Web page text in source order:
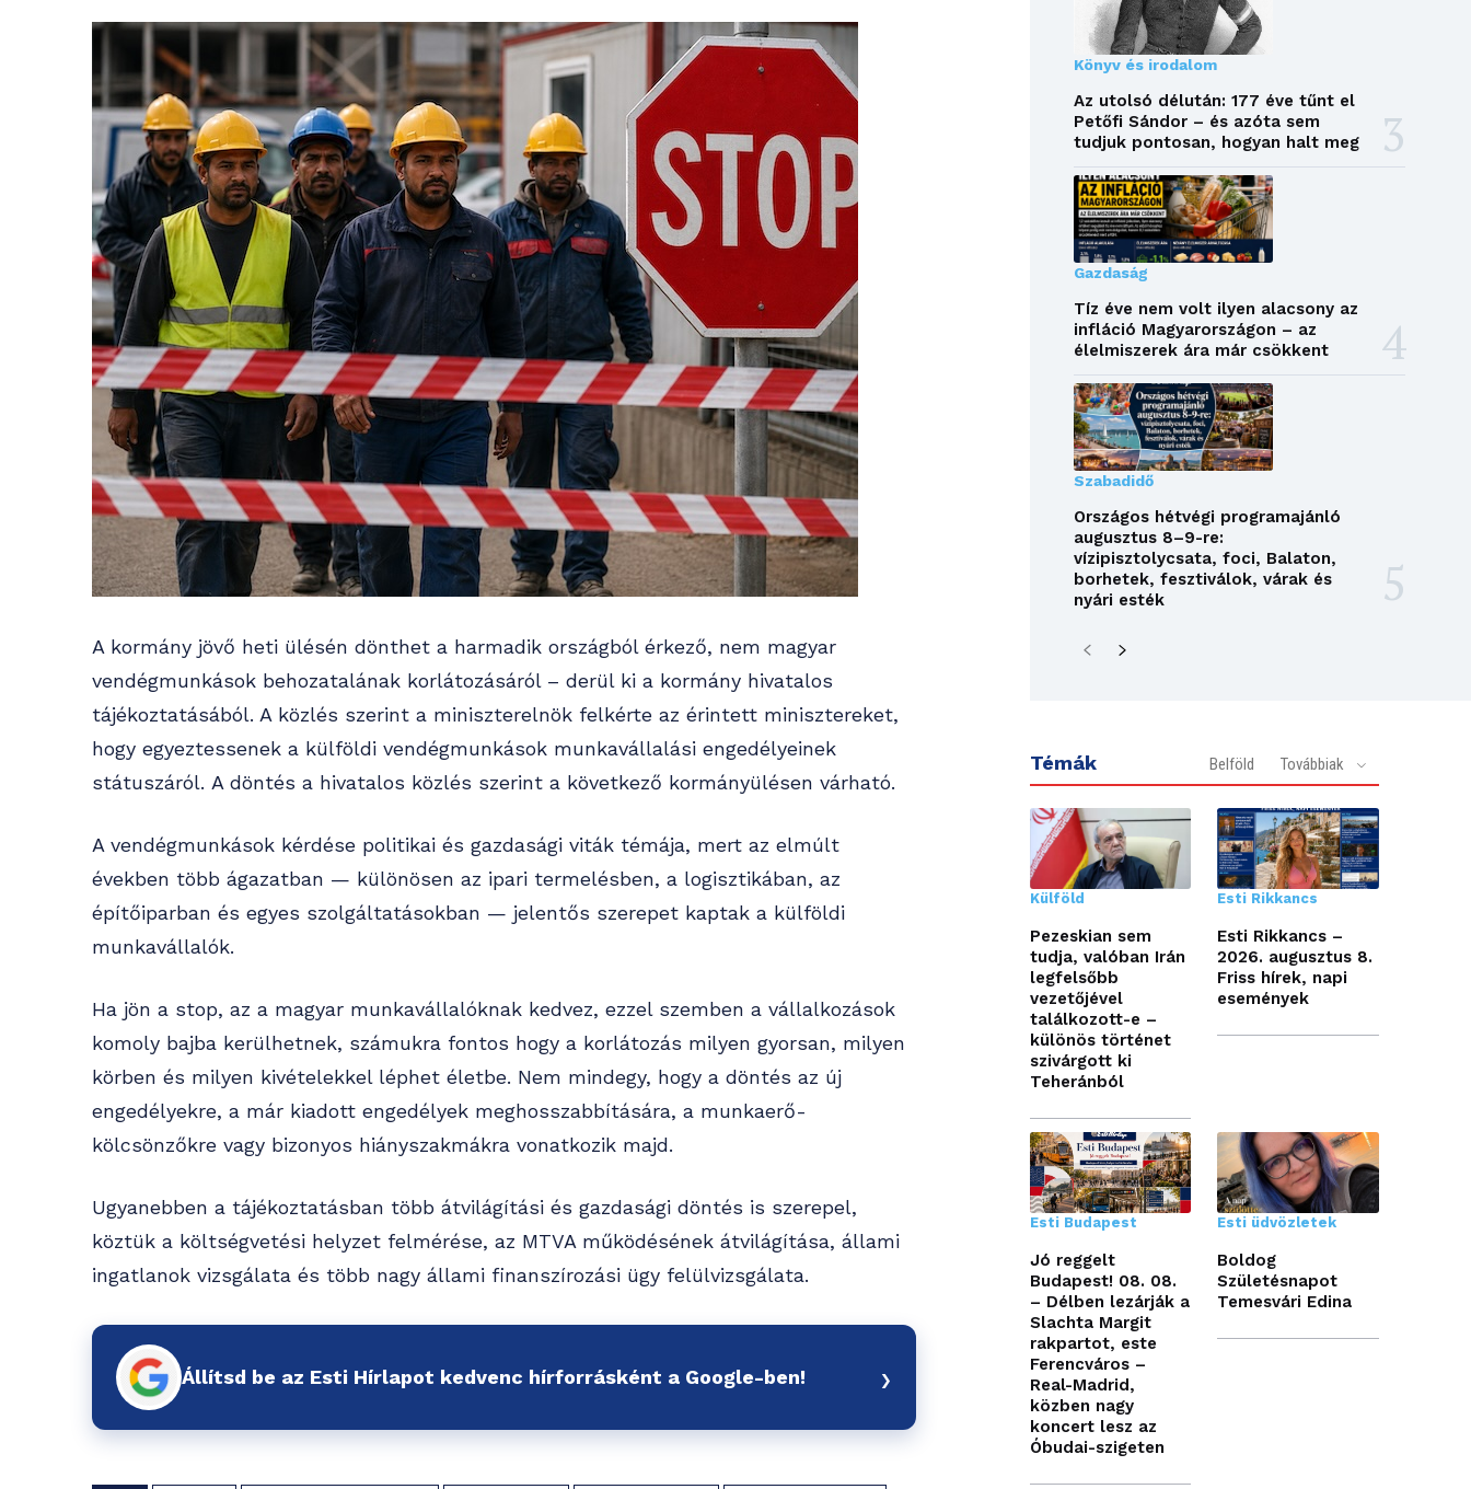
A kormány jövő heti ülésén dönthet a harmadik országból érkező, nem magyar
vendégmunkások behozatalának korlátozásáról – derül ki a kormány hivatalos
tájékoztatásából. A közlés szerint a miniszterelnök felkérte az érintett minisztereket,
hogy egyeztessenek a külföldi vendégmunkások munkavállalási engedélyeinek
státuszáról. A döntés a hivatalos közlés szerint a következő kormányülésen várható.
A vendégmunkások kérdése politikai és gazdasági viták témája, mert az elmúlt
években több ágazatban — különösen az ipari termelésben, a logisztikában, az
építőiparban és egyes szolgáltatásokban — jelentős szerepet kaptak a külföldi
munkavállalók.
Ha jön a stop, az a magyar munkavállalóknak kedvez, ezzel szemben a vállalkozások
komoly bajba kerülhetnek, számukra fontos hogy a korlátozás milyen gyorsan, milyen
körben és milyen kivételekkel léphet életbe. Nem mindegy, hogy a döntés az új
engedélyekre, a már kiadott engedélyek meghosszabbítására, a munkaerő-
kölcsönzőkre vagy bizonyos hiányszakmákra vonatkozik majd.
Ugyanebben a tájékoztatásban több átvilágítási és gazdasági döntés is szerepel,
köztük a költségvetési helyzet felmérése, az MTVA működésének átvilágítása, állami
ingatlanok vizsgálata és több nagy állami finanszírozási ügy felülvizsgálata.
Állítsd be az Esti Hírlapot kedvenc hírforrásként a Google-ben! ›
Könyv és irodalom
Az utolsó délután: 177 éve tűnt el
Petőfi Sándor – és azóta sem
tudjuk pontosan, hogyan halt meg
Gazdaság
Tíz éve nem volt ilyen alacsony az
infláció Magyarországon – az
élelmiszerek ára már csökkent
Szabadidő
Országos hétvégi programajánló
augusztus 8–9-re:
vízipisztolycsata, foci, Balaton,
borhetek, fesztiválok, várak és
nyári esték
Témák Belföld Továbbiak
Külföld
Pezeskian sem
tudja, valóban Irán
legfelsőbb
vezetőjével
találkozott-e –
különös történet
szivárgott ki
Teheránból
Esti Rikkancs
Esti Rikkancs –
2026. augusztus 8.
Friss hírek, napi
események
Esti Budapest
Jó reggelt
Budapest! 08. 08.
– Délben lezárják a
Slachta Margit
rakpartot, este
Ferencváros –
Real-Madrid,
közben nagy
koncert lesz az
Óbudai-szigeten
Esti üdvözletek
Boldog
Születésnapot
Temesvári Edina